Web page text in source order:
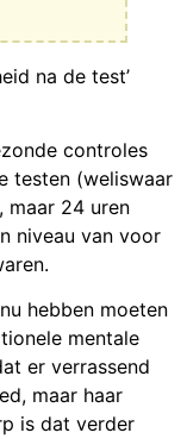
na de test’
controles
testen (weliswaar
maar 24 uren
niveau van voor
hebben moeten
mentale
er verrassend
maar haar
is dat verder